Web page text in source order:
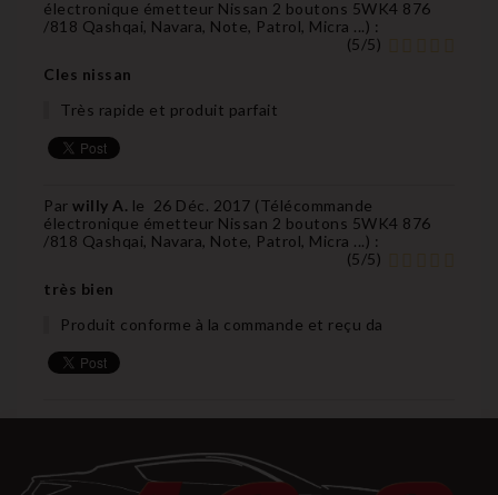
électronique émetteur Nissan 2 boutons 5WK4 876
/818 Qashqai, Navara, Note, Patrol, Micra ...) :
(5/5)
Cles nissan
Très rapide et produit parfait
Par willy A. le 26 Déc. 2017 (Télécommande
électronique émetteur Nissan 2 boutons 5WK4 876
/818 Qashqai, Navara, Note, Patrol, Micra ...) :
(5/5)
très bien
Produit conforme à la commande et reçu da